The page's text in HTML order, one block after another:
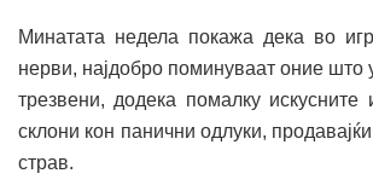
Минатата недела покажа дека во
нерви, најдобро поминуваат оние што
трезвени, додека помалку искусните
склони кон панични одлуки,
страв.